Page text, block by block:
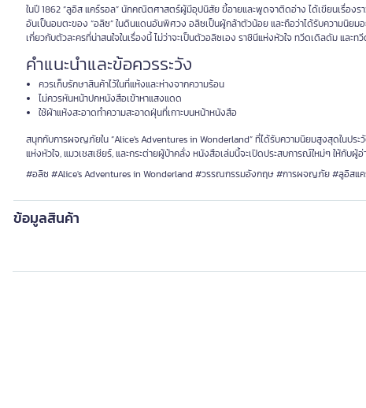
ในปี 1862 “ลูอิส แคร์รอล” นักคณิตศาสตร์ผู้มีอุปนิสัย ขี้อายและพูดจาติดอ่าง ได้เขียนเรื่อ
อันเป็นอมตะของ “อลิซ” ในดินแดนอันพิศวง อลิซเป็นผู้กล้าตัวน้อย และถือว่าได้รับความนิย
เกี่ยวกับตัวละครที่น่าสนใจในเรื่องนี้ ไม่ว่าจะเป็นตัวอลิซเอง ราชินีแห่งหัวใจ ทวีดเดิลดัม แล
คำแนะนำและข้อควรระวัง
ควรเก็บรักษาสินค้าไว้ในที่แห้งและห่างจากความร้อน
ไม่ควรหันหน้าปกหนังสือเข้าหาแสงแดด
ใช้ผ้าแห้งสะอาดทำความสะอาดฝุ่นที่เกาะบนหน้าหนังสือ
สนุกกับการผจญภัยใน “Alice's Adventures in Wonderland” ที่ได้รับความนิยมสูงสุดในป
แห่งหัวใจ, แมวเชสเชียร์, และกระต่ายผู้บ้าคลั่ง หนังสือเล่มนี้จะเปิดประสบการณ์ใหม่ๆ ให้กับผู้
#อลิซ #Alice's Adventures in Wonderland #วรรณกรรมอังกฤษ #การผจญภัย #ลูอิสแ
ข้อมูลสินค้า